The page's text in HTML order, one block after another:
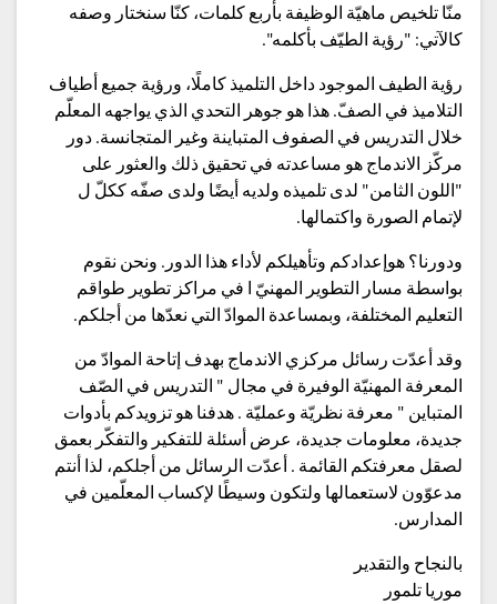
منّا تلخيص ماهيّة الوظيفة بأربع كلمات، كنّا سنختار وصفه
كالآتي: "رؤية الطيّف بأكلمه".
رؤية الطيف الموجود داخل التلميذ كاملًا، ورؤية جميع أطياف
التلاميذ في الصفّ. هذا هو جوهر التحدي الذي يواجهه المعلّم
خلال التدريس في الصفوف المتباينة وغير المتجانسة. دور
مركّز الاندماج هو مساعدته في تحقيق ذلك والعثور على
"اللون الثامن" لدى تلميذه ولديه أيضًا ولدى صفّه ككلّ ل
لإتمام الصورة واكتمالها.
ودورنا؟ هوإعدادكم وتأهيلكم لأداء هذا الدور. ونحن نقوم
بواسطة مسار التطوير المهنيّ ا في مراكز تطوير طواقم
التعليم المختلفة، وبمساعدة الموادّ التي نعدّها من أجلكم.
وقد أعدّت رسائل مركزي الاندماج بهدف إتاحة الموادّ من
المعرفة المهنيّة الوفيرة في مجال " التدريس في الصّف
المتباين " معرفة نظريّة وعمليّة . هدفنا هو تزويدكم بأدوات
جديدة، معلومات جديدة، عرض أسئلة للتفكير والتفكّر بعمق
لصقل معرفتكم القائمة . أعدّت الرسائل من أجلكم، لذا أنتم
مدعوّون لاستعمالها ولتكون وسيطًا لإكساب المعلّمين في
المدارس.
بالنجاح والتقدير
موريا تلمور